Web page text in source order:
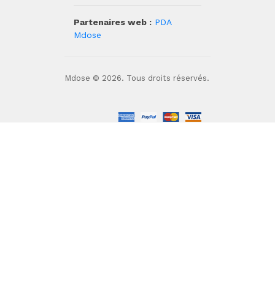
Partenaires web : PDA
Mdose
Mdose © 2026. Tous droits réservés.